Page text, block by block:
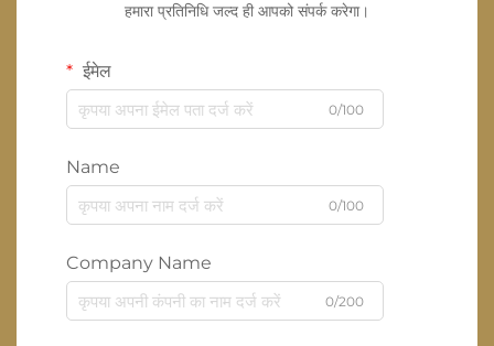
हमारा प्रतिनिधि जल्द ही आपको संपर्क करेगा।
ईमेल
0/100
Name
0/100
Company Name
0/200